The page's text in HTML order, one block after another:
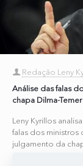
Redação Leny
Análise das falas
chapa Dilma-Temer
Leny Kyrillos
falas dos ministros
julgamento da